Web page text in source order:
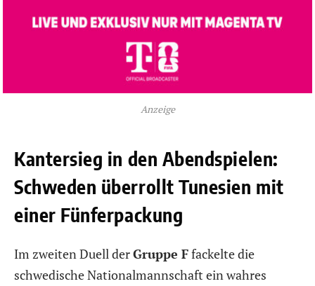
Anzeige
Kantersieg in den Abendspielen:
Schweden überrollt Tunesien mit
einer Fünferpackung
Im zweiten Duell derGruppe Ffackelte die
schwedische Nationalmannschaft ein wahres